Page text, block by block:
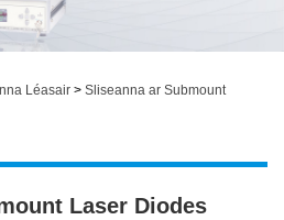
Léasair > Sliseanna ar Submount
Laser Diodes